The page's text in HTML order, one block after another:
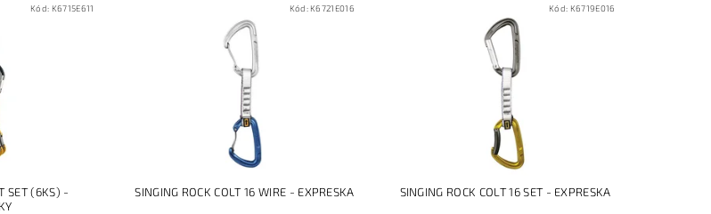
Kód: K6715E611
SET (6KS) -
Kód: K6721E016
SINGING ROCK COLT 16 WIRE - EXPRESKA
Kód: K6719E016
SINGING ROCK COLT 16 SET - EXPRESKA